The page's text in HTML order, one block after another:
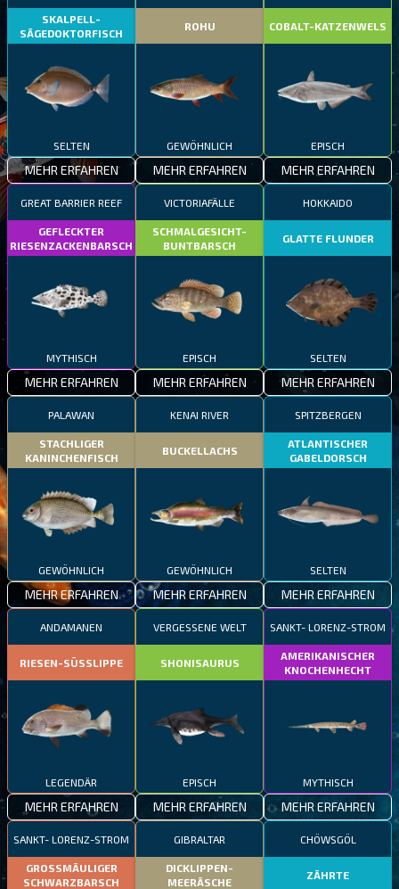
SKALPELL-
SÄGEDOKTORFISCH
SELTEN
MEHR ERFAHREN
ROHU
GEWÖHNLICH
MEHR ERFAHREN
COBALT-KATZENWELS
EPISCH
MEHR ERFAHREN
GREAT BARRIER REEF
GEFLECKTER
RIESENZACKENBARSCH
MYTHISCH
MEHR ERFAHREN
VICTORIAFÄLLE
SCHMALGESICHT-
BUNTBARSCH
EPISCH
MEHR ERFAHREN
HOKKAIDO
GLATTE FLUNDER
SELTEN
MEHR ERFAHREN
PALAWAN
STACHLIGER
KANINCHENFISCH
GEWÖHNLICH
MEHR ERFAHREN
KENAI RIVER
BUCKELLACHS
GEWÖHNLICH
MEHR ERFAHREN
SPITZBERGEN
ATLANTISCHER
GABELDORSCH
SELTEN
MEHR ERFAHREN
ANDAMANEN
RIESEN-SÜSSLIPPE
LEGENDÄR
MEHR ERFAHREN
VERGESSENE WELT
SHONISAURUS
EPISCH
MEHR ERFAHREN
SANKT- LORENZ-STROM
AMERIKANISCHER
KNOCHENHECHT
MYTHISCH
MEHR ERFAHREN
SANKT- LORENZ-STROM
GROSSMÄULIGER
SCHWARZBARSCH
GIBRALTAR
DICKLIPPEN-
MEERÄSCHE
CHÖWSGÖL
ZÄHRTE